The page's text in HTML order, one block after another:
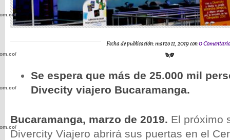
Fecha de publicación: marzo 11, 2019 con0
Se espera que más de 25.000 mil
Divecity viajero Bucaramanga.
Bucaramanga, marzo de 2019. El próximo
Divercity Viajero abrirá sus puertas en el
wp-
wp-
wp-
wp-